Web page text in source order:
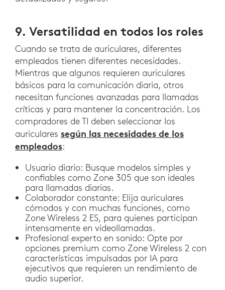
9. Versatilidad en todos los roles
Cuando se trata de auriculares, diferentes
empleados tienen diferentes necesidades.
Mientras que algunos requieren auriculares
básicos para la comunicación diaria, otros
necesitan funciones avanzadas para llamadas
críticas y para mantener la concentración. Los
compradores de TI deben seleccionar los
auriculares según las necesidades de los
empleados:
Usuario diario: Busque modelos simples y
confiables como Zone 305 que son ideales
para llamadas diarias.
Colaborador constante: Elija auriculares
cómodos y con muchas funciones, como
Zone Wireless 2 ES, para quienes participan
intensamente en videollamadas.
Profesional experto en sonido: Opte por
opciones premium como Zone Wireless 2 con
características impulsadas por IA para
ejecutivos que requieren un rendimiento de
audio superior.